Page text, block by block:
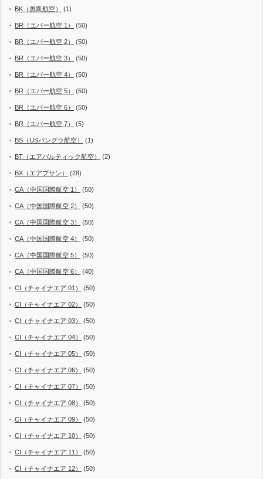
BK（奥凱航空） (1)
BR（エバー航空 1） (50)
BR（エバー航空 2） (50)
BR（エバー航空 3） (50)
BR（エバー航空 4） (50)
BR（エバー航空 5） (50)
BR（エバー航空 6） (50)
BR（エバー航空 7） (5)
BS（USバングラ航空） (1)
BT（エアバルティック航空） (2)
BX（エアプサン） (28)
CA（中国国際航空 1） (50)
CA（中国国際航空 2） (50)
CA（中国国際航空 3） (50)
CA（中国国際航空 4） (50)
CA（中国国際航空 5） (50)
CA（中国国際航空 6） (40)
CI（チャイナエア 01） (50)
CI（チャイナエア 02） (50)
CI（チャイナエア 03） (50)
CI（チャイナエア 04） (50)
CI（チャイナエア 05） (50)
CI（チャイナエア 06） (50)
CI（チャイナエア 07） (50)
CI（チャイナエア 08） (50)
CI（チャイナエア 09） (50)
CI（チャイナエア 10） (50)
CI（チャイナエア 11） (50)
CI（チャイナエア 12） (50)